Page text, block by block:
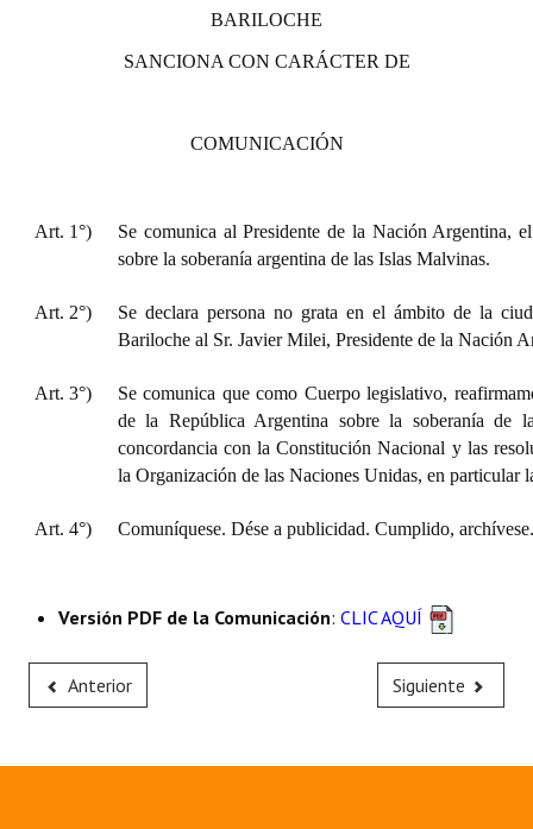
Huéspedes de Honor - Registro
Antiguos Pobladores - Registro
REFORMA DE LA CARTA ORGÁNICA
BARILOCHE
SANCIONA CON CARÁCTER DE
COMUNICACIÓN
Art. 1°)
Se comunica al Presidente de la Nación Argentina,
sobre la soberanía argentina de las Islas Malvinas.
Art. 2°)
Se declara persona no grata en el ámbito de la
Bariloche al Sr. Javier Milei, Presidente de la Nación
Art. 3°)
Se comunica que como Cuerpo legislativo,
de la República Argentina sobre la soberanía de
concordancia con la Constitución Nacional y las
la Organización de las Naciones Unidas, en particular
Art. 4°) Comuníquese. Dése a publicidad. Cumplido, archívese.
Versión PDF de la Comunicación: CLIC AQUÍ
Anterior Siguiente